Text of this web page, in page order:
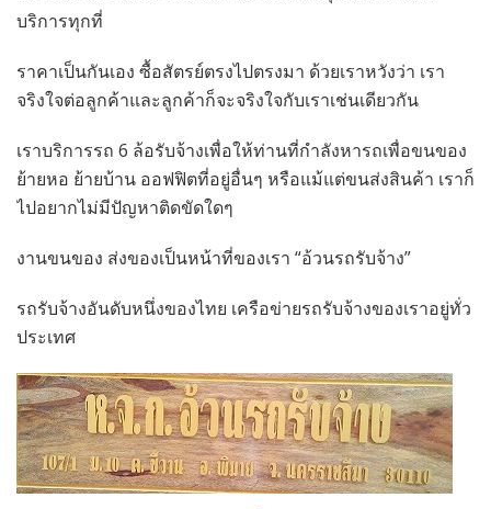
บริการทุกที่
ราคาเป็นกันเอง ซื้อสัตรย์ตรงไปตรงมา ด้วยเราหวังว่า เรา
จริงใจต่อลูกค้าและลูกค้าก็จะจริงใจกับเราเช่นเดียวกัน
เราบริการรถ 6 ล้อรับจ้างเพื่อให้ท่านที่กำลังหารถเพื่อขนของ
ย้ายหอ ย้ายบ้าน ออฟฟิตที่อยู่อื่นๆ หรือแม้แต่ขนส่งสินค้า เราก็
ไปอยากไม่มีปัญหาติดขัดใดๆ
งานขนของ ส่งของเป็นหน้าที่ของเรา “อ้วนรถรับจ้าง”
รถรับจ้างอันดับหนึ่งของไทย เครือข่ายรถรับจ้างของเราอยู่ทั่ว
ประเทศ